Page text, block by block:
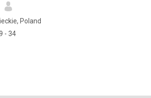
Poland
- 34